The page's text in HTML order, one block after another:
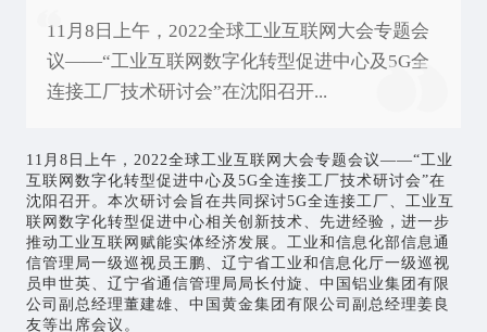
11月8日上午，2022全球工业互联网大会专题会
议——“工业互联网数字化转型促进中心及5G全
连接工厂技术研讨会”在沈阳召开...
11月8日上午，2022全球工业互联网 大会专题会议——“工业
互联网数字化转型促进中心及5G全连接工厂技术研讨会”在
沈阳召开。本次研讨会旨在共同探讨5G全连接工厂、工业互
联网数字化转型促进中心相关创新技术、先进经验，进一步
推动工业互联网赋能实体经济发展。工业和信息化部信息通
信管理局一级巡视员王鹏、辽宁省工业和信息化厅一级巡视
员申世英、辽宁省通信管理局局长付旋、中国铝业集团有限
公司副总经理董建雄、中国黄金集团有限公司副总经理姜良
友等出席会议。